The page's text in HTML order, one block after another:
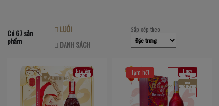
Có 67 sản
phẩm
LƯỚI
DANH SÁCH
Sắp xếp theo
New Year
2026 Tạm hết Happy
New
Year
2025